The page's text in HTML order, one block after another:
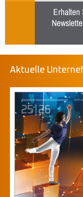
Erhalten
Aktuelle